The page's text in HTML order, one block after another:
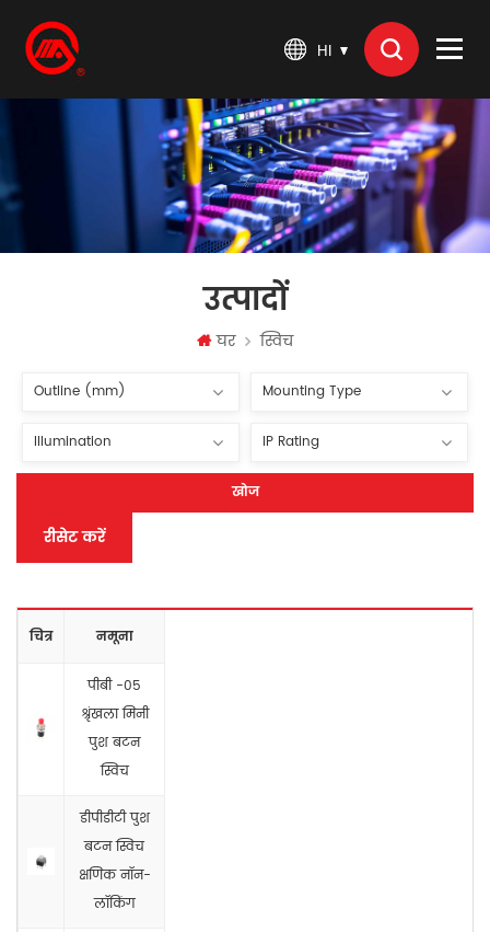
HI
उत्पादों
घर स्विच
खोज
रीसेट करें
चित्र नमूना
पीबी -05
श्रृंखला मिनी
पुश बटन
स्विच
डीपीडीटी पुश
बटन स्विच
क्षणिक नॉन-
लॉकिंग